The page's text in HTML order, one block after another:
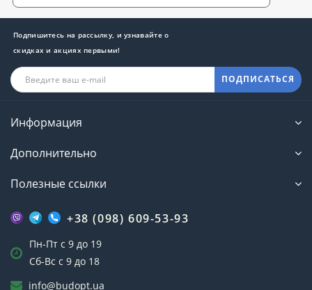
Подпишитесь на рассылку, и узнавайте о
скидках и акциях первыми!
ПОДПИСАТЬСЯ
Информация
Дополнительно
Полезные ссылки
+38 (098) 609-53-93
Пн-Пт с 9 до 19
Сб-Вс с 9 до 18
info@budopt.ua